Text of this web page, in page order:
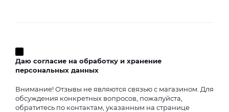
Даю согласие на обработку и хранение
персональных данных
Внимание! Отзывы не являются связью с магазином. Для
обсуждения конкретных вопросов, пожалуйста,
обратитесь по контактам, указанным на странице